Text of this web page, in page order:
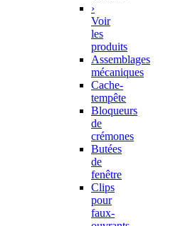
›
Voir
les
produits
Assemblages
mécaniques
Cache-
tempête
Bloqueurs
de
crémones
Butées
de
fenêtre
Clips
pour
faux-